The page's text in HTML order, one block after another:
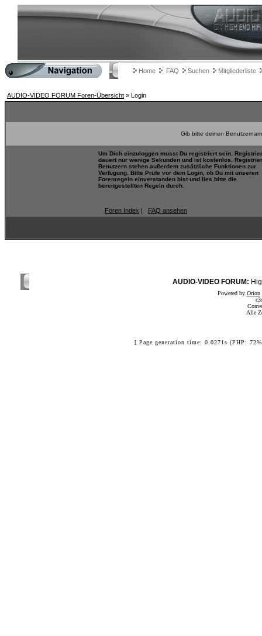
Home FAQ Suchen Mitgliederliste
AUDIO-VIDEO FORUM Foren-Übersicht » Login
Gib bitte deinen
Um Dich einzuloggen musst Du registriert sein.
dauert nur wenige Sekunden und ist kostenlos.
Benutzern stehen außerdem zusätzliche Funktionen zur
Verfügung. Bitte Prüfe vor dem Login, ob Du mit unseren
Forenregeln einverstanden bist und lies bitte die
bereitgestellten Regeln durch.
Foren Index | FAQ ansehen
AUDIO-VIDEO FORUM:
Powered by Orion
Alle
[ Page generation time: 0.0271s (PHP: